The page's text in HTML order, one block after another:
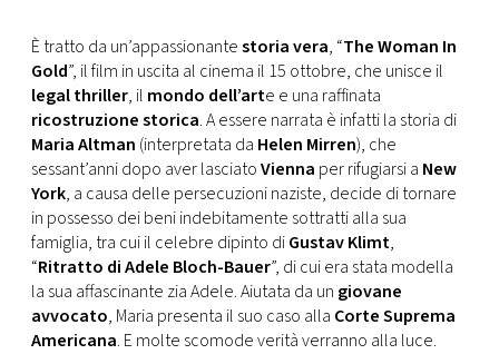
TV
PRINCIPATO
DI
MONACO
RMC
CONSIGLIA
È tratto da un’appassionantestoria vera, “The Woman In
Gold”, il film in uscita al cinema il 15 ottobre, che unisce il
legal thriller, il mondo dell’arte e una raffinata
ricostruzione storica. A essere narrata è infatti la storia di
Maria Altman (interpretata da Helen Mirren), che
sessant’anni dopo aver lasciatoVienna per rifugiarsi a New
York, a causa delle persecuzioni naziste, decide di tornare
in possesso dei beni indebitamente sottratti alla sua
famiglia, tra cui il celebre dipinto diGustav Klimt,
“Ritratto di Adele Bloch-Bauer”, di cui era stata modella
la sua affascinante zia Adele. Aiutata da un giovane
avvocato, Maria presenta il suo caso alla Corte Suprema
Americana. E molte scomode verità verranno alla luce.